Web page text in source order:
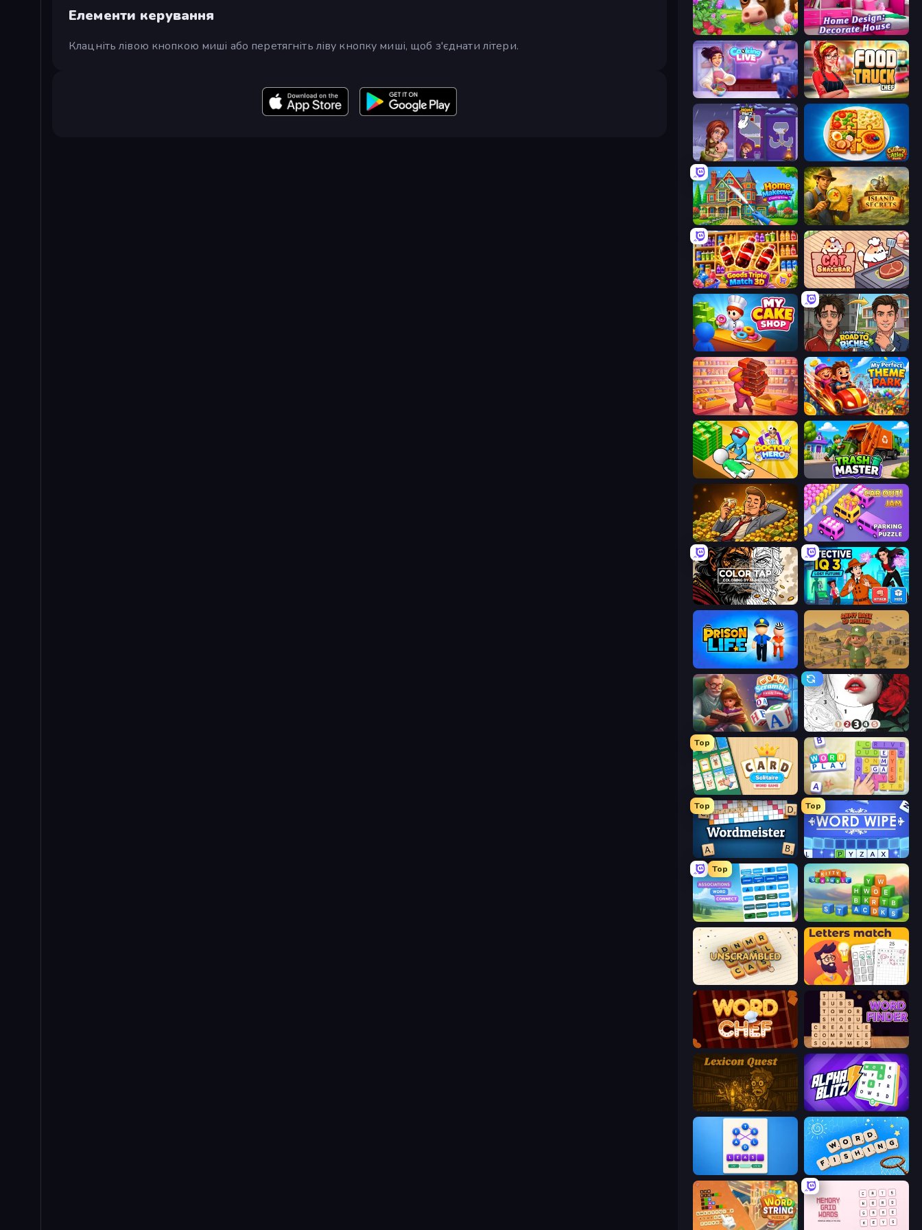
Елементи керування
Клацніть лівою кнопкою миші або перетягніть ліву кнопку миші, щоб з'єднати літери.
Country Life Meadows Home Design: Decorate House
Cooking Live Food Truck Chef™: A Fun Cooking Game
Home Pin 2 Culinary Atlas
Home Makeover Cleaning Game Hidden Objects: Island Secrets
Goods Triple Match 3D Cat Snack Bar
My Cake Shop Life Simulator: Road to Riches
Candy Packing Store My Perfect Theme Park
Doctor Hero Trash Master
Idle Billionaire Tycoon Car OUT! Jam Parking Puzzle
Color Tap: Coloring by Numbers Detective IQ 3
Prison Life Army Base Of America
Word Scramble - Family Tales Numicolor
Top
Word Play
Top
Wordmeister
Top
Word Wipe
Top
Associations - Word Connect Kitty Scramble: Word Stacks
Unscrambled Letters Match
Word Chef Word Finder
Lexicon Quest Alphablitz
Ahagram Word Fishing